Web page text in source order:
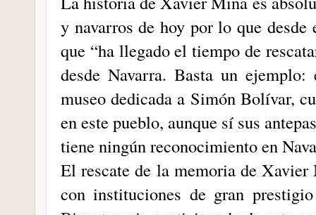
y navarros de hoy por lo que
que “ha llegado el tiempo de
desde Navarra. Basta un
museo dedicada a Simón Bolívar,
en este pueblo, aunque sí sus
tiene ningún reconocimiento en
El rescate de la memoria de
con instituciones de gran